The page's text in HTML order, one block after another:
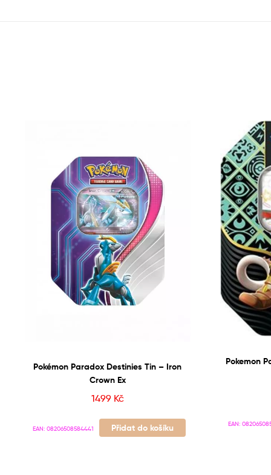
Pokémon Paradox Destinies Tin – Iron
Crown Ex
1499 Kč
EAN: 08206508584441 Přidat do košíku
Pokemon
EAN: